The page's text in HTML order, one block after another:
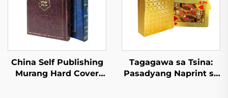
China Self Publishing
Murang Hard Cover
Tagagawa sa Tsina:
Pasadyang Naprint sa